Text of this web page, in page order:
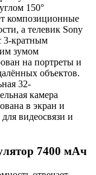
150°
композиционные
а телевик Sony
3-кратным
зумом
на портреты и
объектов.
32-
камера
в экран и
видеосвязи и
7400 мАч